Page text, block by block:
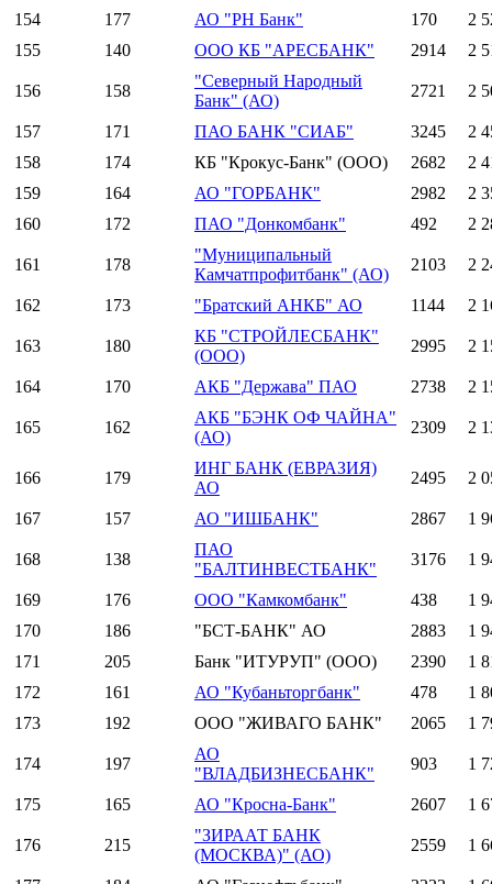
154 177 АО "РН Банк" 170
2
155
140 ООО КБ "АРЕСБАНК" 2914 2
156 158
"Северный Народный
Банк" (АО)
2721 2
157 171 ПАО БАНК "СИАБ" 3245
2
158
174 КБ "Крокус-Банк" (ООО) 2682
2
159
164 АО "ГОРБАНК" 2982
2
160
172 ПАО "Донкомбанк" 492 2
161 178
"Муниципальный
Камчатпрофитбанк" (АО)
2103 2
162 173 "Братский АНКБ" АО 1144 2
163 180
КБ "СТРОЙЛЕСБАНК"
(ООО)
2995 2
164 170 АКБ "Держава" ПАО 2738 2
165 162
АКБ "БЭНК ОФ ЧАЙНА"
(АО)
2309 2
166 179
ИНГ БАНК (ЕВРАЗИЯ)
АО
2495 2
167 157 АО "ИШБАНК" 2867 1
168 138
ПАО
"БАЛТИНВЕСТБАНК"
3176 1
169 176 ООО "Камкомбанк" 438
1
170
186 "БСТ-БАНК" АО 2883
1
171
205 Банк "ИТУРУП" (ООО) 2390
1
172
161 АО "Кубаньторгбанк" 478
1
173
192 ООО "ЖИВАГО БАНК" 2065 1
174 197
АО
"ВЛАДБИЗНЕСБАНК"
903 1
175 165 АО "Кросна-Банк" 2607 1
176 215
"ЗИРААТ БАНК
(МОСКВА)" (АО)
2559 1